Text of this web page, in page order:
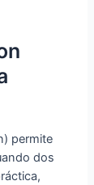
permite
dos